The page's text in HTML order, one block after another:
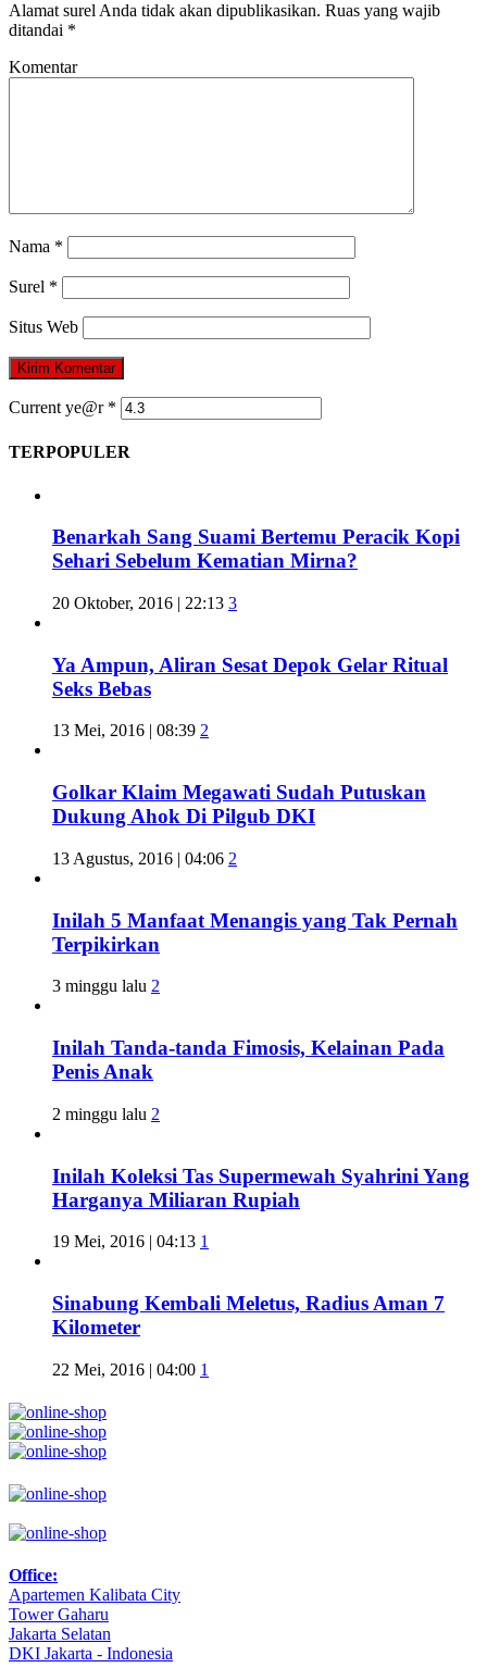
Alamat surel Anda tidak akan dipublikasikan. Ruas yang wajib
ditandai *
Komentar
Nama *
Surel *
Situs Web
Current ye@r *
TERPOPULER
Benarkah Sang Suami Bertemu Peracik Kopi
Sehari Sebelum Kematian Mirna?
20 Oktober, 2016 | 22:13 3
Ya Ampun, Aliran Sesat Depok Gelar Ritual
Seks Bebas
13 Mei, 2016 | 08:39 2
Golkar Klaim Megawati Sudah Putuskan
Dukung Ahok Di Pilgub DKI
13 Agustus, 2016 | 04:06 2
Inilah 5 Manfaat Menangis yang Tak Pernah
Terpikirkan
3 minggu lalu 2
Inilah Tanda-tanda Fimosis, Kelainan Pada
Penis Anak
2 minggu lalu 2
Inilah Koleksi Tas Supermewah Syahrini Yang
Harganya Miliaran Rupiah
19 Mei, 2016 | 04:13 1
Sinabung Kembali Meletus, Radius Aman 7
Kilometer
22 Mei, 2016 | 04:00 1
Office:
Apartemen Kalibata City
Tower Gaharu
Jakarta Selatan
DKI Jakarta - Indonesia